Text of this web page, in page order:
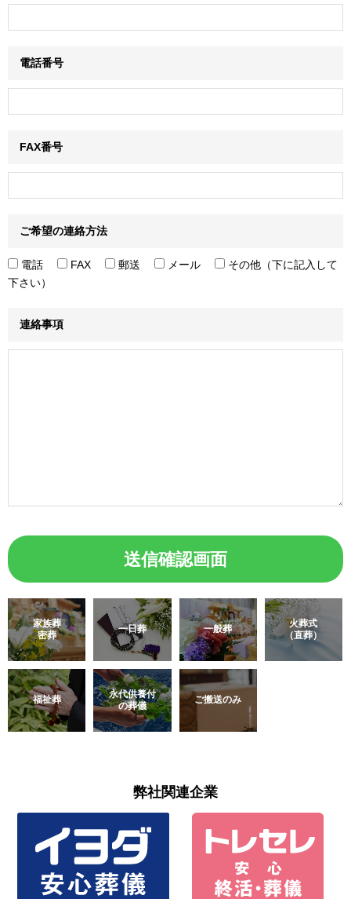
電話番号
FAX番号
ご希望の連絡方法
電話 FAX 郵送 メール
その他（下に記入して
下さい）
連絡事項
家族葬
密葬
一日葬 一般葬
火葬式
（直葬）
福祉葬
永代供養付
の葬儀
ご搬送のみ
弊社関連企業